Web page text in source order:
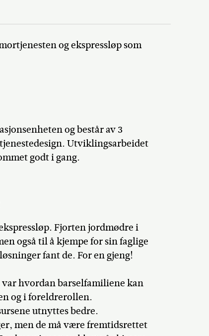
og ekspressløp som
og består av 3
Utviklingsarbeidet
godt i gang.
Fjorten jordmødre i
også til å kjempe for sin faglige
fant de. For en gjeng!
hvordan barselfamiliene kan
og i foreldrerollen.
utnyttes bedre.
men de må være fremtidsrettet